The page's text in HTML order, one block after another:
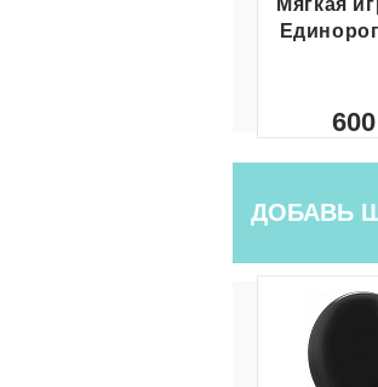
Мягкая
600
ДОБАВЬ